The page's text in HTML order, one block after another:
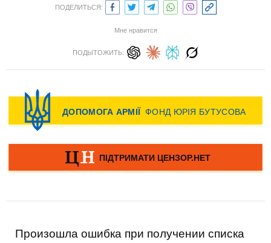
ПОДЕЛИТЬСЯ:
Мне нравится
ПОДЫТОЖИТЬ:
Произошла ошибка при получении списка